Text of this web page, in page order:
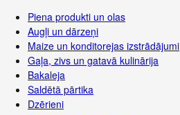
Piena produkti un olas
Augļi un dārzeņi
Maize un konditorejas izstrādājumi
Gaļa, zivs un gatavā kulinārija
Bakaleja
Saldētā pārtika
Dzērieni